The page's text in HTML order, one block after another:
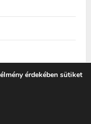
érdekében sütiket